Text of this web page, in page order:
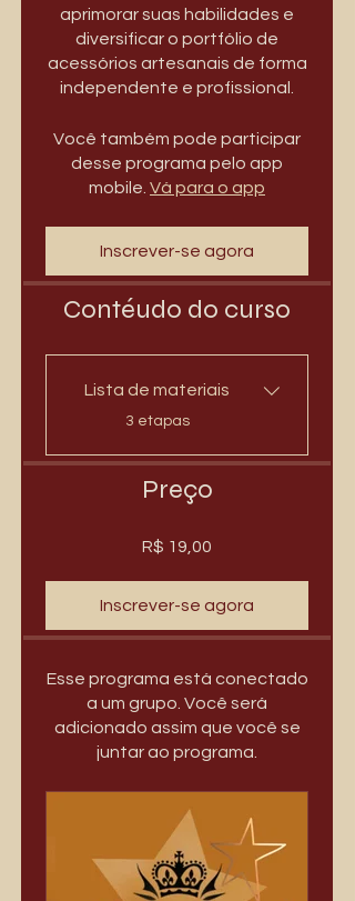
aprimorar suas habilidades e
diversificar o portfólio de
acessórios artesanais de forma
independente e profissional.
Você também pode participar
desse programa pelo app
mobile. Vá para o app
Inscrever-se agora
Contéudo do curso
Lista de materiais
.
3 etapas
Preço
R$ 19,00
Inscrever-se agora
Esse programa está conectado
a um grupo. Você será
adicionado assim que você se
juntar ao programa.